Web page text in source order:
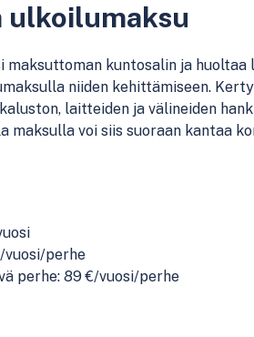
ulkoilumaksu
kuntosalin ja
niiden kehittämiseen.
laitteiden ja välineiden
voi siis suoraan kantaa
vuosi/perhe
perhe: 89 €/vuosi/perhe